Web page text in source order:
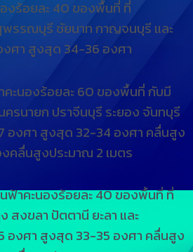
งร้อยละ 40 ของพื้นที่ ที่
รรณบุรี ชัยนาท กาญจนบุรี และ
ศา สูงสุด 34-36 องศา
ะนองร้อยละ 60 ของพื้นที่ กับมี
รนายก ปราจีนบุรี ระยอง จันทบุรี
องศา สูงสุด 32-34 องศา คลื่นสูง
คลื่นสูงประมาณ 2 เมตร
าคะนองร้อยละ 40 ของพื้นที่ ที่
สงขลา ปัตตานี ยะลา และ
องศา สูงสุด 33-35 องศา คลื่นสูง